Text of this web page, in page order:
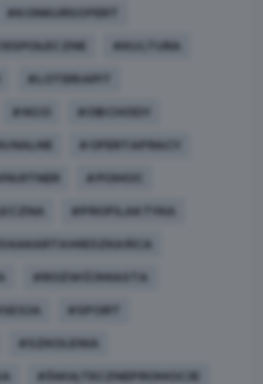
#KONKURSOFERT
#KULTURA
#LOTERIAPIT
#NGO #OBCHODY
#OFERTAPRACY
#POMOC
#PROFILAKTYKA
#ROZWÓJMIASTA
#SPORT
#SZKOLENIA
#ŚWIĄTECZNEPROMOCJE